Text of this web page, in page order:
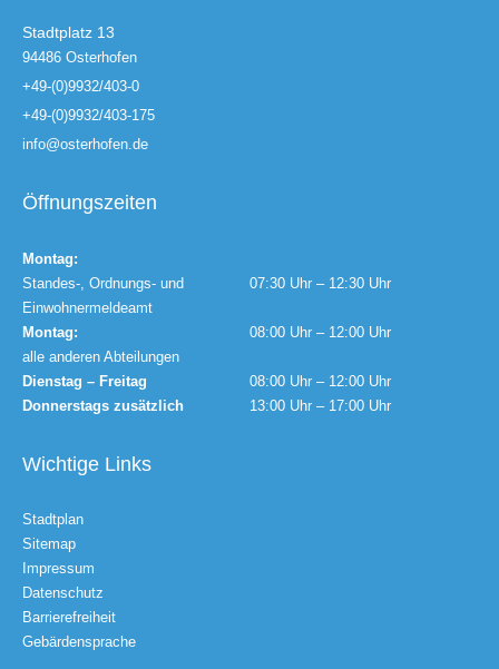
Stadtplatz 13
94486 Osterhofen
+49-(0)9932/403-0
+49-(0)9932/403-175
info@osterhofen.de
Öffnungszeiten
Montag:
Standes-, Ordnungs- und
Einwohnermeldeamt
07:30 Uhr – 12:30 Uhr
Montag:
alle anderen Abteilungen
08:00 Uhr – 12:00 Uhr
Dienstag – Freitag
08:00 Uhr – 12:00 Uhr
Donnerstags zusätzlich
13:00 Uhr – 17:00 Uhr
Wichtige Links
Stadtplan
Sitemap
Impressum
Datenschutz
Barrierefreiheit
Gebärdensprache